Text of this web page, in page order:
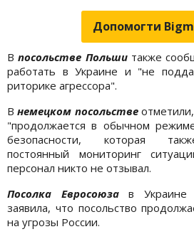
Допомогти
Впосольстве Польшитакже
работать в Украине и "не
риторике агрессора".
Внемецком посольстве
"продолжается в обычном
безопасности, которая
постоянный мониторинг
персонал никто не отзывал.
Посолка Евросоюзав Украине
заявила, что посольство
на угрозы России.